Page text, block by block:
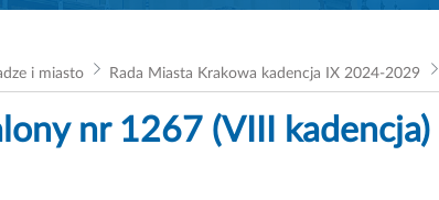
i miasto Rada Miasta Krakowa kadencja IX 2024-2029
nr 1267 (VIII kadencja)